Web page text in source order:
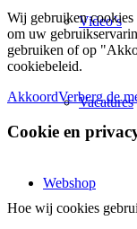
Video’s
Vacatures
Webshop
Wij gebruiken cookies
om uw
gebruiken of op
cookiebeleid.
AkkoordVerberg de
Cookie en
Hoe wij cookies